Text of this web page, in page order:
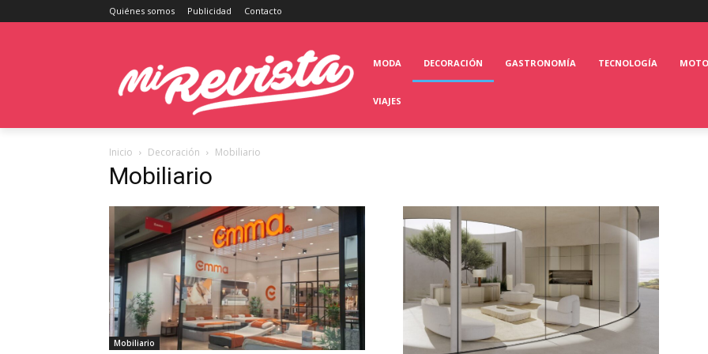
Quiénes somos Publicidad Contacto
MODA DECORACIÓN GASTRONOMÍA TECNOLOGÍA
VIAJES
Inicio Decoración Mobiliario
Mobiliario
Mobiliario